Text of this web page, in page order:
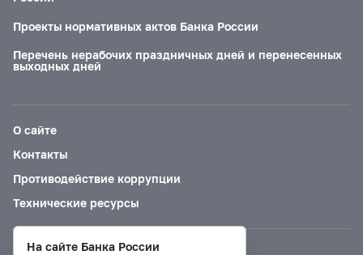
Проекты нормативных актов Банка России
Перечень нерабочих праздничных дней и перенесенных
выходных дней
О сайте
Контакты
Противодействие коррупции
Технические ресурсы
На сайте Банка России